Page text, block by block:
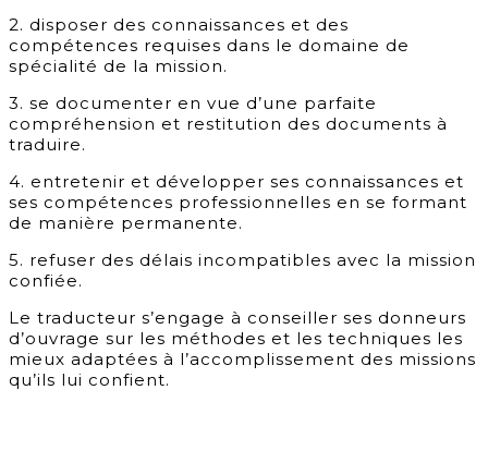
2. disposer des connaissances et des
compétences requises dans le domaine de
spécialité de la mission.
3. se documenter en vue d’une parfaite
compréhension et restitution des documents à
traduire.
4. entretenir et développer ses connaissances et
ses compétences professionnelles en se formant
de manière permanente.
5. refuser des délais incompatibles avec la mission
confiée.
Le traducteur s’engage à conseiller ses donneurs
d’ouvrage sur les méthodes et les techniques les
mieux adaptées à l’accomplissement des missions
qu’ils lui confient.